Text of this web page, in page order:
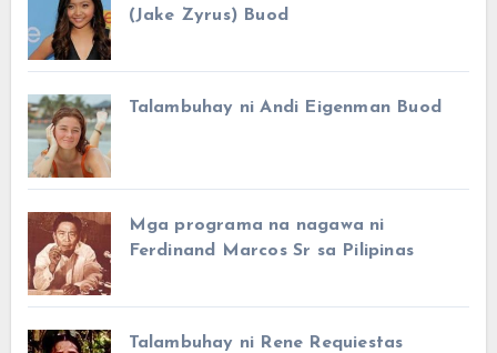
(Jake Zyrus) Buod
Talambuhay ni Andi Eigenman Buod
Mga programa na nagawa ni
Ferdinand Marcos Sr sa Pilipinas
Talambuhay ni Rene Requiestas